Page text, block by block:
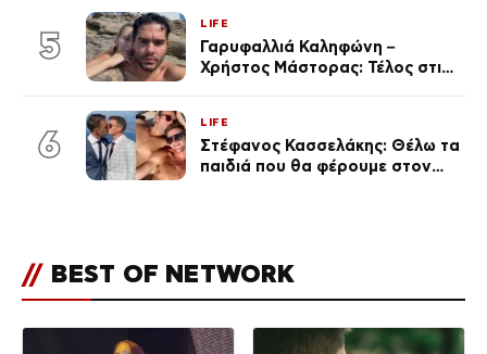
(Φωτογραφίες)
5
LIFE
Γαρυφαλλιά Καληφώνη –
Χρήστος Μάστορας: Τέλος στις
6
LIFE
Στέφανος Κασσελάκης: Θέλω τα
παιδιά που θα φέρουμε στον
// BEST OF NETWORK